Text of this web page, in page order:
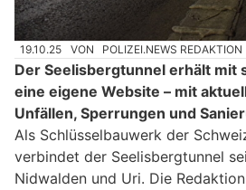
19.10.25 VON POLIZEI.NEWS REDAKTION
Der Seelisbergtunnel erhält mit
eine eigene Website – mit
Unfällen, Sperrungen und
Als Schlüsselbauwerk der
verbindet der Seelisbergtunnel
Nidwalden und Uri. Die